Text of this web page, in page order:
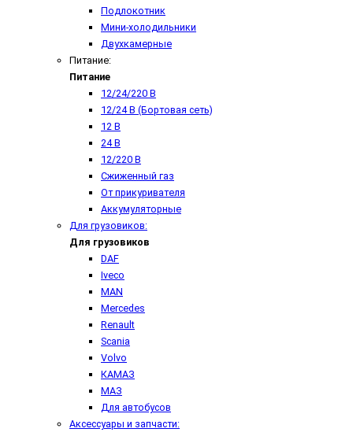
Подлокотник
Мини-холодильники
Двухкамерные
Питание:
Питание
12/24/220 В
12/24 В (Бортовая сеть)
12 В
24 В
12/220 В
Сжиженный газ
От прикуривателя
Аккумуляторные
Для грузовиков:
Для грузовиков
DAF
Iveco
MAN
Mercedes
Renault
Scania
Volvo
КАМАЗ
МАЗ
Для автобусов
Аксессуары и запчасти: